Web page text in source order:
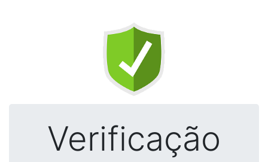
Verificação